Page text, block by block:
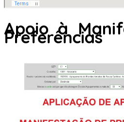
Apoio à
Preferências